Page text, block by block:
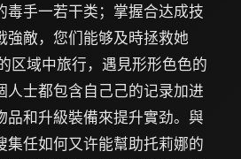
毒手一若干类；掌握合达成技
強敵，您们能够及時拯救她
区域中旅行，遇見形形色色的
人士都包含自己己的记录加进
品和升級裝備來提升實劲。與
集任如何又许能幫助托莉娜的